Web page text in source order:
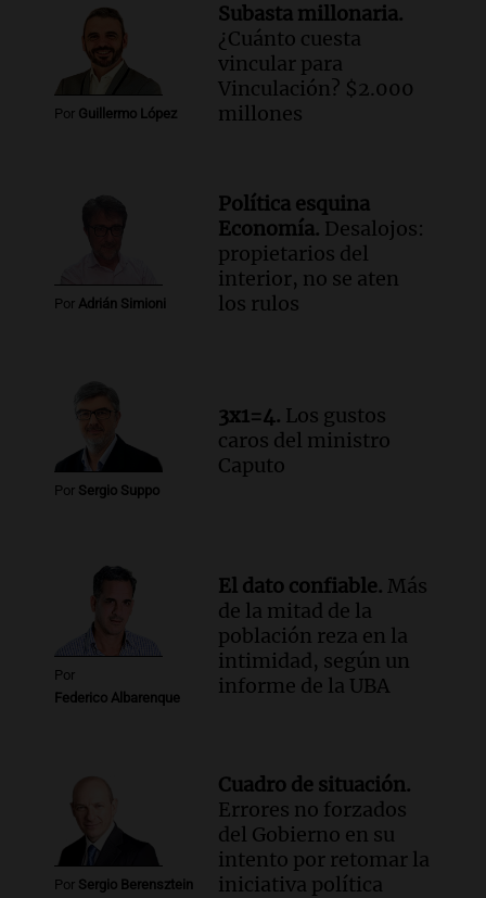
Una mañana para todos
Episodios
Audio. Murió Jorge Messi
Una mañana para todos
Audio. Mateo, a los 25 años, lucha
contra el tiempo: necesita un trasplante
para poder seguir viviend
Una mañana para todos
Episodios
en CABA
Una mañana para todos
Episodios
Audio.
Altas Cumbres: rescataron a una
cabra que llevaba ocho días atrapada en
Episodios
Audio.Chile planteó mejorar la
conectividad fronteriza, aérea y digital
con Jujuy
Episodios
Por Guillermo López
Subasta millonaria.
¿Cuánto cuesta
vincular para
Vinculación? $2.000
millones
Por Adrián Simioni
Política esquina
Economía. Desalojos:
propietarios del
interior, no se aten
los rulos
Por Sergio Suppo
3x1=4. Los gustos
caros del ministro
Caputo
Por
Federico Albarenque
El dato confiable. Más
de la mitad de la
población reza en la
intimidad, según un
informe de la UBA
Por Sergio Berensztein
Cuadro de situación.
Errores no forzados
del Gobierno en su
intento por retomar la
iniciativa política